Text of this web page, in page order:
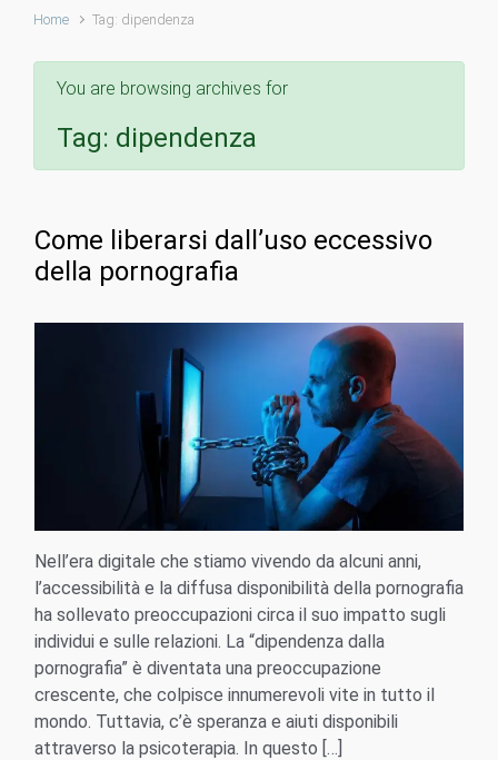
Home Tag: dipendenza
You are browsing archives for
Tag: dipendenza
Come liberarsi dall’uso eccessivo
della pornografia
Nell’era digitale che stiamo vivendo da alcuni anni,
l’accessibilità e la diffusa disponibilità della pornografia
ha sollevato preoccupazioni circa il suo impatto sugli
individui e sulle relazioni. La “dipendenza dalla
pornografia” è diventata una preoccupazione
crescente, che colpisce innumerevoli vite in tutto il
mondo. Tuttavia, c’è speranza e aiuti disponibili
attraverso la psicoterapia. In questo […]